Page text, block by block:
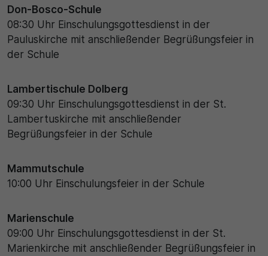
Don-Bosco-Schule
08:30 Uhr Einschulungsgottesdienst in der
Pauluskirche mit anschließender Begrüßungsfeier in
der Schule
Lambertischule Dolberg
09:30 Uhr Einschulungsgottesdienst in der St.
Lambertuskirche mit anschließender
Begrüßungsfeier in der Schule
Mammutschule
10:00 Uhr Einschulungsfeier in der Schule
Marienschule
09:00 Uhr Einschulungsgottesdienst in der St.
Marienkirche mit anschließender Begrüßungsfeier in